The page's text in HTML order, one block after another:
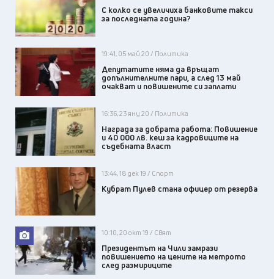
С колко се увеличиха банковите такси
за последната година?
19:41, 05 май 20 / Политика
Депутатите няма да връщат
допълнителните пари, а след 13 май
очакват и повишените си заплати
16:36, 23 яну 20 / Политика
Награда за добрата работа: Повишение
и 40 000 лв. кеш за кадровиците на
съдебната власт
13:44, 18 дек 19 / Спорт
Кубрат Пулев стана офицер от резерва
10:10, 20 окт 19 / Свят
Президентът на Чили замрази
повишението на цените на метрото
след размириците